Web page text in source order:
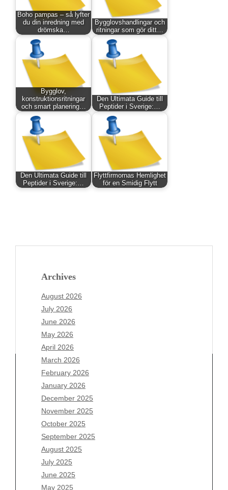
Boho pampas – så lyfter
du din inredning med
drömska…
Bygglovshandlingar och
ritningar som gör ditt…
Bygglov,
konstruktionsritningar
och smart planering…
Den Ultimata Guide till
Peptider i Sverige:…
Den Ultimata Guide till
Peptider i Sverige:…
Flyttfirmornas Hemlighet
för en Smidig Flytt
Archives
August 2026
July 2026
June 2026
May 2026
April 2026
March 2026
February 2026
January 2026
December 2025
November 2025
October 2025
September 2025
August 2025
July 2025
June 2025
May 2025
Archives
August 2026
July 2026
June 2026
May 2026
April 2026
March 2026